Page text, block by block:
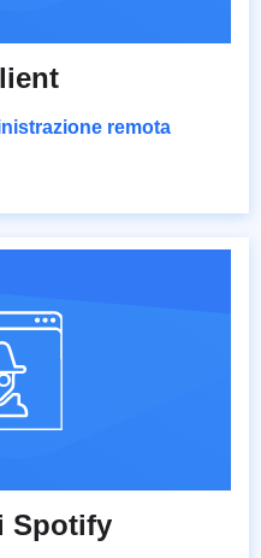
remota
Spotify